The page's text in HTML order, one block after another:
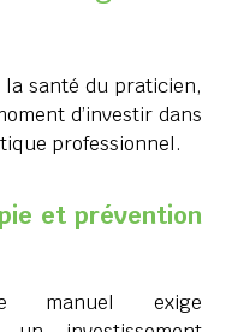
santé du praticien,
d’investir dans
professionnel.
et prévention
manuel exige